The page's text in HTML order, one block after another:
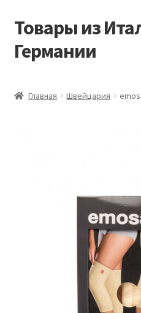
Перейти
навигации
Перейти
содержимому
Товары из
Германии
Оформление заказа
Главная Швейцария